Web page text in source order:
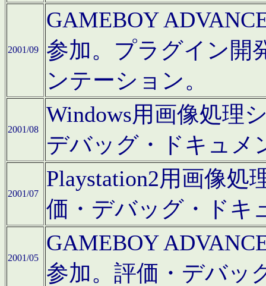
2001/09
GAMEBOY
参加。プラグイン開
ンテーション。
2001/08
Windows用画像処理
デバッグ・ドキュメ
2001/07
Playstation2用画像
価・デバッグ・ドキ
2001/05
GAMEBOY
参加。評価・デバッ